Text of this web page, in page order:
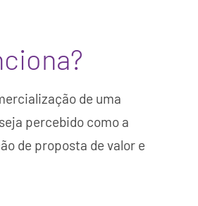
de uma
percebido como a
de proposta de valor e